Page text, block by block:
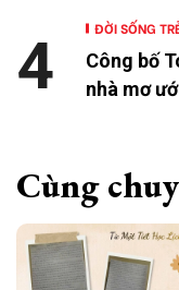
ĐỜI SỐNG
Công bố
nhà mơ
4
Cùng